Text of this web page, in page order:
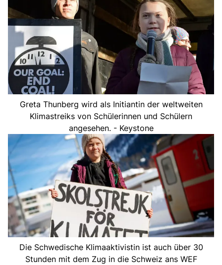
Greta Thunberg wird als Initiantin der weltweiten
Klimastreiks von Schülerinnen und Schülern
angesehen. - Keystone
Die Schwedische Klimaaktivistin ist auch über 30
Stunden mit dem Zug in die Schweiz ans WEF